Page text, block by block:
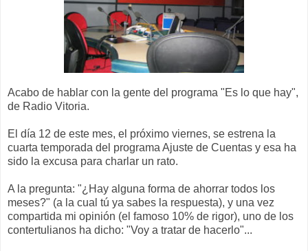
Acabo de hablar con la gente del programa "Es lo que hay",
de Radio Vitoria.
El día 12 de este mes, el próximo viernes, se estrena la
cuarta temporada del programa Ajuste de Cuentas y esa ha
sido la excusa para charlar un rato.
A la pregunta: "¿Hay alguna forma de ahorrar todos los
meses?" (a la cual tú ya sabes la respuesta), y una vez
compartida mi opinión (el famoso 10% de rigor), uno de los
contertulianos ha dicho: "Voy a tratar de hacerlo"...